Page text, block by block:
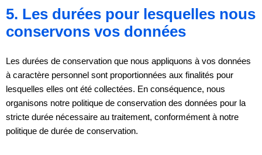
5. Les durées pour lesquelles nous
conservons vos données
Les durées de conservation que nous appliquons à vos données
à caractère personnel sont proportionnées aux finalités pour
lesquelles elles ont été collectées. En conséquence, nous
organisons notre politique de conservation des données pour la
stricte durée nécessaire au traitement, conformément à notre
politique de durée de conservation.